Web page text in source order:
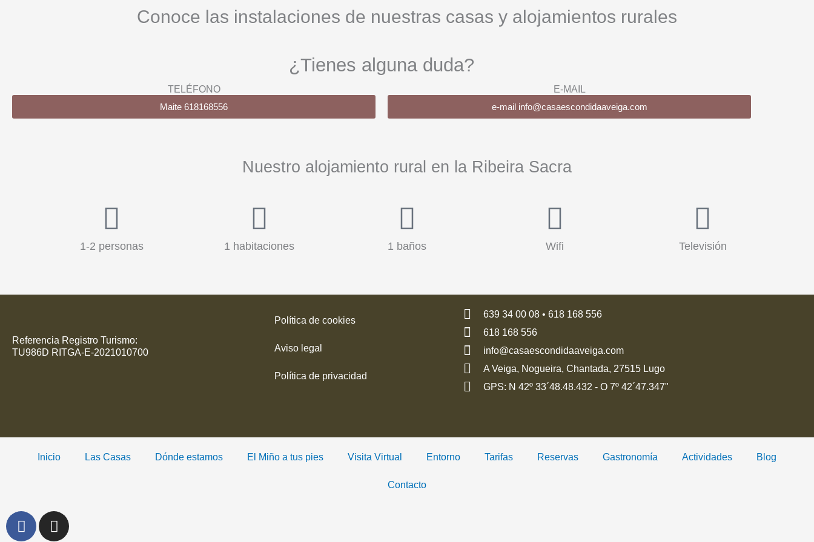
Conoce las instalaciones de nuestras casas y alojamientos rurales
¿Tienes alguna duda?
TELÉFONO
Maite 618168556
E-MAIL
e-mail info@casaescondidaaveiga.com
Nuestro alojamiento rural en la Ribeira Sacra
1-2 personas 1 habitaciones 1 baños Wifi Televisión
Referencia Registro Turismo:
TU986D RITGA-E-2021010700
Política de cookies
Aviso legal
Política de privacidad
639 34 00 08 • 618 168 556
618 168 556
info@casaescondidaaveiga.com
A Veiga, Nogueira, Chantada, 27515 Lugo
GPS: N 42º 33´48.48.432 - O 7º 42´47.347"
Inicio Las Casas Dónde estamos El Miño a tus pies Visita Virtual Entorno Tarifas Reservas Gastronomía Actividades Blog
Contacto
F
a
I
n